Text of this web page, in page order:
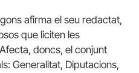
afirma el seu redactat,
que liciten les
doncs, el conjunt
Generalitat, Diputacions,